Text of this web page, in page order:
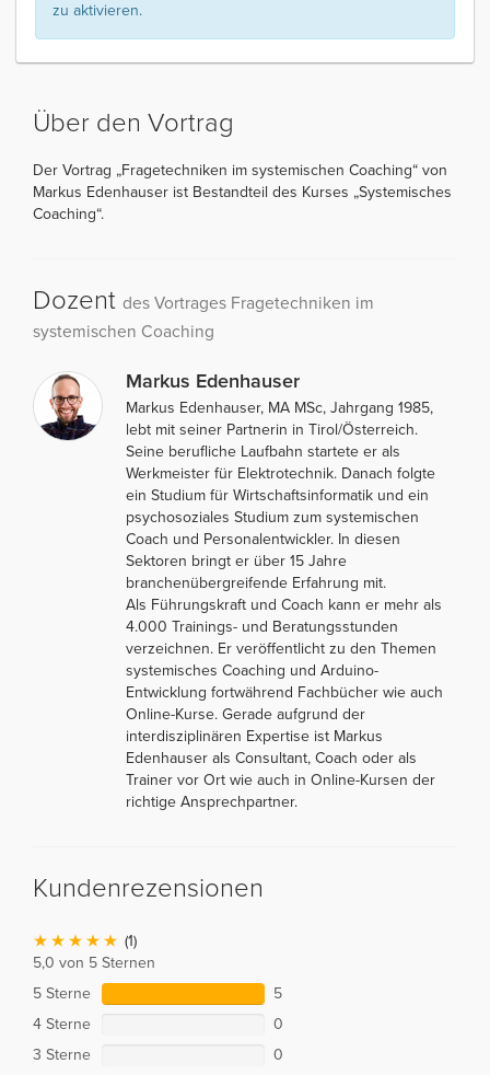
zu aktivieren.
Über den Vortrag
Der Vortrag „Fragetechniken im systemischen Coaching“ von
Markus Edenhauser ist Bestandteil des Kurses „Systemisches
Coaching“.
Dozent des Vortrages Fragetechniken im
systemischen Coaching
Markus Edenhauser
Markus Edenhauser, MA MSc, Jahrgang 1985,
lebt mit seiner Partnerin in Tirol/Österreich.
Seine berufliche Laufbahn startete er als
Werkmeister für Elektrotechnik. Danach folgte
ein Studium für Wirtschaftsinformatik und ein
psychosoziales Studium zum systemischen
Coach und Personalentwickler. In diesen
Sektoren bringt er über 15 Jahre
branchenübergreifende Erfahrung mit.
Als Führungskraft und Coach kann er mehr als
4.000 Trainings- und Beratungsstunden
verzeichnen. Er veröffentlicht zu den Themen
systemisches Coaching und Arduino-
Entwicklung fortwährend Fachbücher wie auch
Online-Kurse. Gerade aufgrund der
interdisziplinären Expertise ist Markus
Edenhauser als Consultant, Coach oder als
Trainer vor Ort wie auch in Online-Kursen der
richtige Ansprechpartner.
Kundenrezensionen
(1)
5,0 von 5 Sternen
5 Sterne
5
4 Sterne
0
3 Sterne
0